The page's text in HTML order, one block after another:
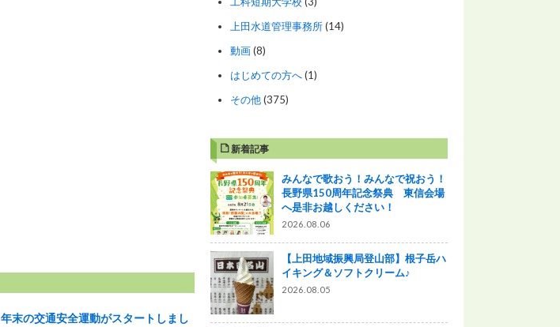
年末の交通安全運動がスタートしまし
上田水道管理事務所(14)
動画(8)
はじめての方へ(1)
その他(375)
新着記事
みんなで歌おう！みんなで祝おう！
長野県150周年記念祭典 東信会場
へ是非お越しください！
2026.08.06
【上田地域振興局登山部】根子岳ハ
イキング＆ソフトクリーム♪
2026.08.05